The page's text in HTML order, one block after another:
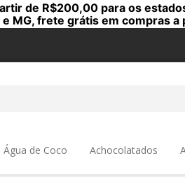
de R$200,00 para os
e MG, frete grátis em compras
Água de Coco Achocolatados